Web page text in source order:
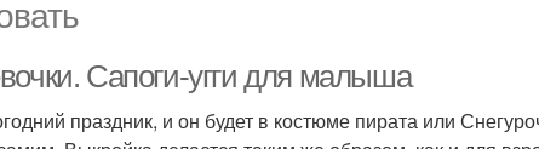
Сапоги-угги для малыша
праздник, и он будет в костюме пирата или